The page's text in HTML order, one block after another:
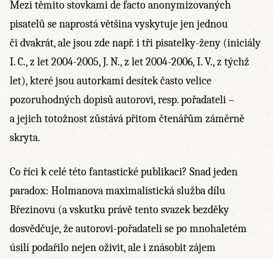
Mezi těmito stovkami de facto anonymizovaných
pisatelů se naprostá většina vyskytuje jen jednou
či dvakrát, ale jsou zde např. i tři pisatelky-ženy (iniciály
I. C., z let 2004-2005, J. N., z let 2004-2006, I. V., z týchž
let), které jsou autorkami desítek často velice
pozoruhodných dopisů autorovi, resp. pořadateli –
a jejich totožnost zůstává přitom čtenářům záměrně
skryta.
Co říci k celé této fantastické publikaci? Snad jeden
paradox: Holmanova maximalistická služba dílu
Březinovu (a vskutku právě tento svazek bezděky
dosvědčuje, že autorovi-pořadateli se po mnohaletém
úsilí podařilo nejen oživit, ale i znásobit zájem